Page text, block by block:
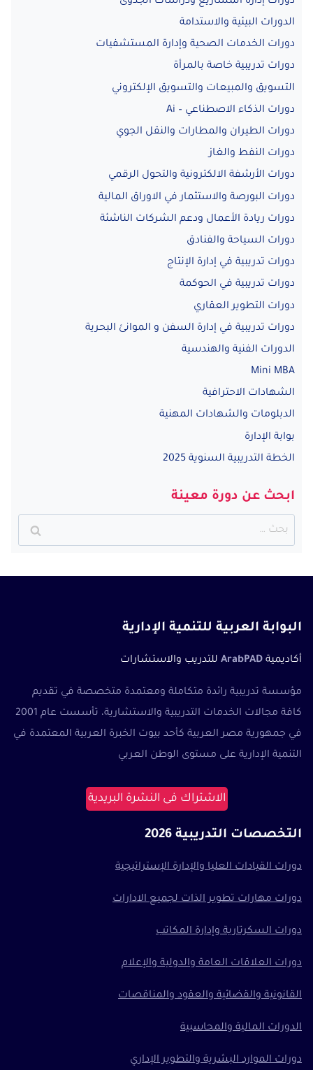
الدورات البيئية والاستدامة
دورات الخدمات الصحية وإدارة المستشفيات
دورات تدريبية خاصة بالمرأة
التسويق والمبيعات والتسويق الإلكتروني
دورات الذكاء الاصطناعي – Ai
دورات الطيران والمطارات والنقل الجوي
دورات النفط والغاز
دورات الأرشفة الالكترونية والتحول الرقمي
دورات البورصة والاستثمار في الاوراق المالية
دورات ريادة الأعمال ودعم الشركات الناشئة
دورات السياحة والفنادق
دورات تدريبية في إدارة الإنتاج
دورات تدريبية في الحوكمة
دورات التطوير العقاري
دورات تدريبية في إدارة السفن و الموانئ البحرية
الدورات الفنية والهندسية
Mini MBA
الشهادات الاحترافية
الدبلومات والشهادات المهنية
بوابة الإدارة
الخطة التدريبية السنوية 2025
ابحث عن دورة معينة
البحث
عن:
البوابة العربية للتنمية الإدارية
أكاديمية ArabPAD للتدريب والاستشارات
مؤسسة تدريبية رائدة متكاملة ومعتمدة متخصصة في تقديم
كافة مجالات الخدمات التدريبية والاستشارية، تأسست عام 2001
في جمهورية مصر العربية كأحد بيوت الخبرة العربية المعتمدة في
التنمية الإدارية على مستوى الوطن العربي
الاشتراك فى النشرة البريدية
التخصصات التدريبية 2026
دورات القيادات العليا والإدارة الإستراتيجية
دورات مهارات تطوير الذات لجميع الادارات
دورات السكرتارية وإدارة المكاتب
دورات العلاقات العامة والدولية والإعلام
القانونية والقضائية والعقود والمناقصات
الدورات المالية والمحاسبية
دورات الموارد البشرية والتطوير الإداري